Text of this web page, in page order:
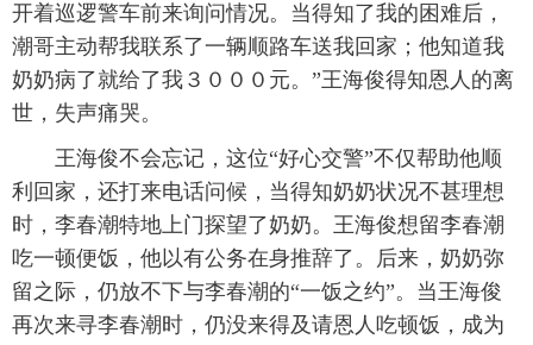
开着巡逻警车前来询问情况。当得知了我的困难后，
潮哥主动帮我联系了一辆顺路车送我回家；他知道我
奶奶病了就给了我３０００元。”王海俊得知恩人的离
世，失声痛哭。
王海俊不会忘记，这位“好心交警”不仅帮助他顺
利回家，还打来电话问候，当得知奶奶状况不甚理想
时，李春潮特地上门探望了奶奶。王海俊想留李春潮
吃一顿便饭，他以有公务在身推辞了。后来，奶奶弥
留之际，仍放不下与李春潮的“一饭之约”。当王海俊
再次来寻李春潮时，仍没来得及请恩人吃顿饭，成为